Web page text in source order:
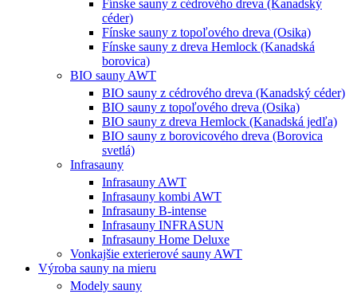
Fínske sauny z cédrového dreva (Kanadský
céder)
Fínske sauny z topoľového dreva (Osika)
Fínske sauny z dreva Hemlock (Kanadská
borovica)
BIO sauny AWT
BIO sauny z cédrového dreva (Kanadský céder)
BIO sauny z topoľového dreva (Osika)
BIO sauny z dreva Hemlock (Kanadská jedľa)
BIO sauny z borovicového dreva (Borovica
svetlá)
Infrasauny
Infrasauny AWT
Infrasauny kombi AWT
Infrasauny B-intense
Infrasauny INFRASUN
Infrasauny Home Deluxe
Vonkajšie exterierové sauny AWT
Výroba sauny na mieru
Modely sauny